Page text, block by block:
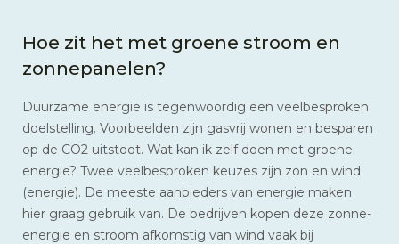
Hoe zit het met groene stroom en
zonnepanelen?
Duurzame energie is tegenwoordig een veelbesproken
doelstelling. Voorbeelden zijn gasvrij wonen en besparen
op de CO2 uitstoot. Wat kan ik zelf doen met groene
energie? Twee veelbesproken keuzes zijn zon en wind
(energie). De meeste aanbieders van energie maken
hier graag gebruik van. De bedrijven kopen deze zonne-
energie en stroom afkomstig van wind vaak bij